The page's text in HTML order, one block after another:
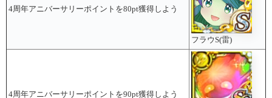
4周年アニバーサリーポイントを80pt獲得しよう
フラウS(雷)
4周年アニバーサリーポイントを90pt獲得しよう